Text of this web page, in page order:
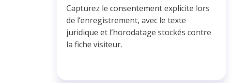
Capturez le consentement explicite lors
de l’enregistrement, avec le texte
juridique et l’horodatage stockés contre
la fiche visiteur.